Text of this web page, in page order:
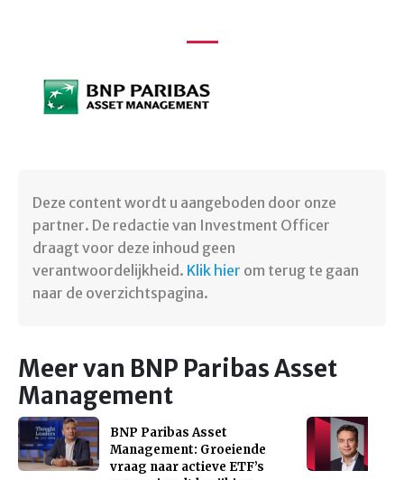
Deze content wordt u aangeboden door onze
partner. De redactie van Investment Officer
draagt voor deze inhoud geen
verantwoordelijkheid. Klik hier om terug te gaan
naar de overzichtspagina.
Meer van BNP Paribas Asset
Management
BNP Paribas Asset
Management: Groeiende
vraag naar actieve ETF’s